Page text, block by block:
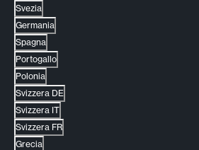
Svezia
Germania
Spagna
Portogallo
Polonia
Svizzera DE
Svizzera IT
Svizzera FR
Grecia